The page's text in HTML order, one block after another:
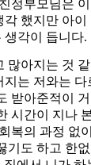
정부모님은
했지만 아
생각이 듭니다.
많아지는 것
는 저와는
받아준적이
시간이 지나
복의 과정 없
기도 하고 한